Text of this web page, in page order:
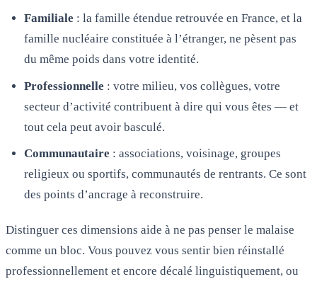
Familiale : la famille étendue retrouvée en France, et la
famille nucléaire constituée à l’étranger, ne pèsent pas
du même poids dans votre identité.
Professionnelle : votre milieu, vos collègues, votre
secteur d’activité contribuent à dire qui vous êtes — et
tout cela peut avoir basculé.
Communautaire : associations, voisinage, groupes
religieux ou sportifs, communautés de rentrants. Ce sont
des points d’ancrage à reconstruire.
Distinguer ces dimensions aide à ne pas penser le malaise
comme un bloc. Vous pouvez vous sentir bien réinstallé
professionnellement et encore décalé linguistiquement, ou